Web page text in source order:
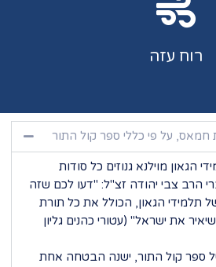
רוח עזה
על פי כללי ספר קול התור
הגאון מוילנא גנוזים כל סודות
הרב צבי יהודה זצ"ל: "דעו לכם שזה
תלמידי הגאון, הכולל את כל תורת
את ישראל" (עטורי כהנים גליון
ספר קול התור, ישנה הבטחה אחת